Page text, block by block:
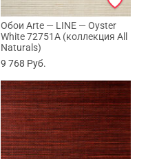
Обои Arte — LINE — Oyster
White 72751A (коллекция All
Naturals)
9 768 Руб.